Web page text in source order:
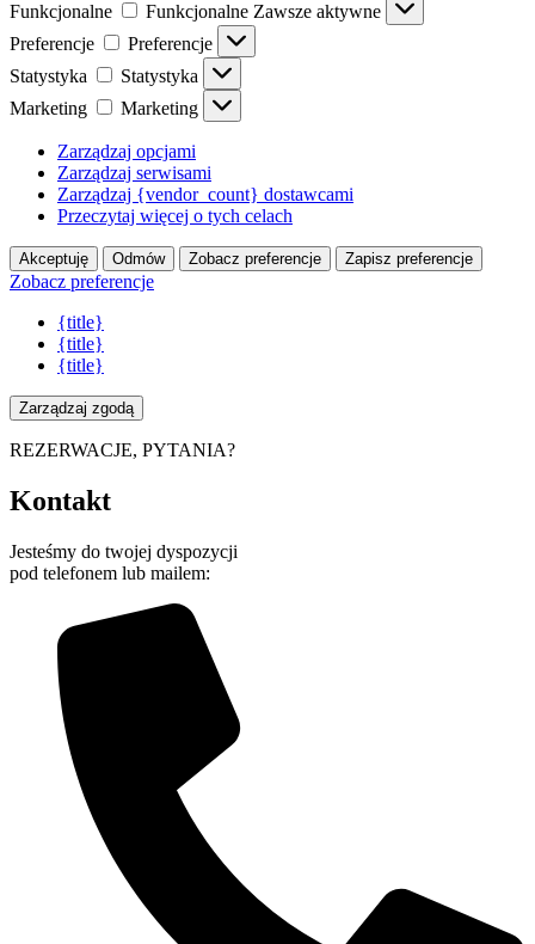
Funkcjonalne
Funkcjonalne Zawsze aktywne
Preferencje
Preferencje
Statystyka
Statystyka
Marketing
Marketing
Zarządzaj opcjami
Zarządzaj serwisami
Zarządzaj {vendor_count} dostawcami
Przeczytaj więcej o tych celach
Akceptuję Odmów Zobacz preferencje Zapisz preferencje
Zobacz preferencje
{title}
{title}
{title}
Zarządzaj zgodą
REZERWACJE, PYTANIA?
Kontakt
Jesteśmy do twojej dyspozycji
pod telefonem lub mailem: